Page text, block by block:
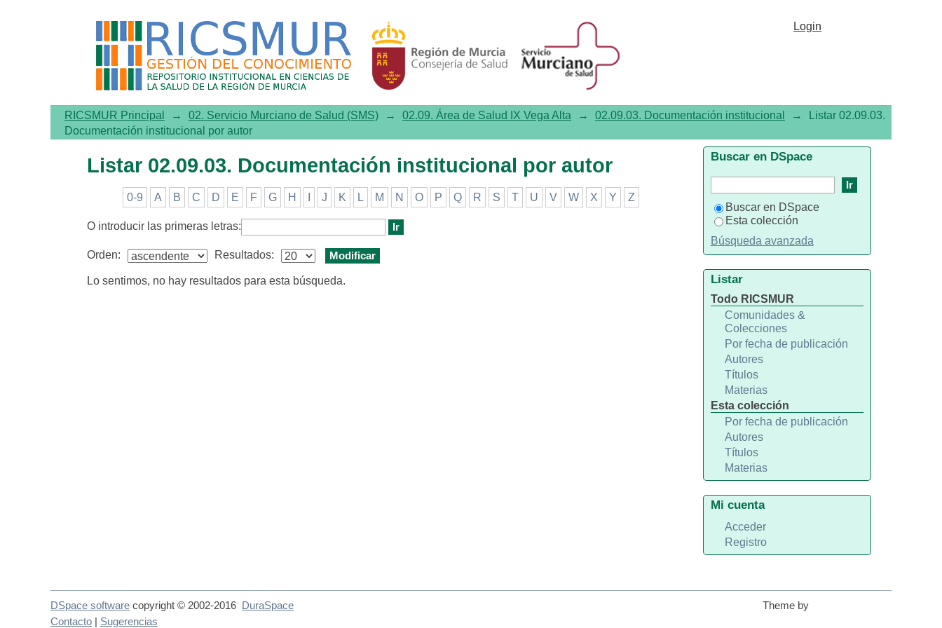
Listar 02.09.03. Documentación institucional por autor Login
RICSMUR Principal → 02. Servicio Murciano de Salud (SMS) → 02.09. Área de Salud IX Vega Alta → 02.09.03. Documentación institucional →
Listar 02.09.03.
Documentación institucional por autor
Listar 02.09.03. Documentación institucional por autor
0-9 A B C D E F G H J K L M N O P Q R S T U V W X Y Z
O introducir las primeras letras:
Orden: Resultados:
Lo sentimos, no hay resultados para esta búsqueda.
Buscar en DSpace
Buscar en DSpace
Esta colección
Búsqueda avanzada
Listar
Todo RICSMUR
Comunidades &
Colecciones
Por fecha de publicación
Autores
Títulos
Materias
Esta colección
Por fecha de publicación
Autores
Títulos
Materias
Mi cuenta
Acceder
Registro
DSpace software copyright © 2002-2016 DuraSpace
Theme by
Contacto
Sugerencias